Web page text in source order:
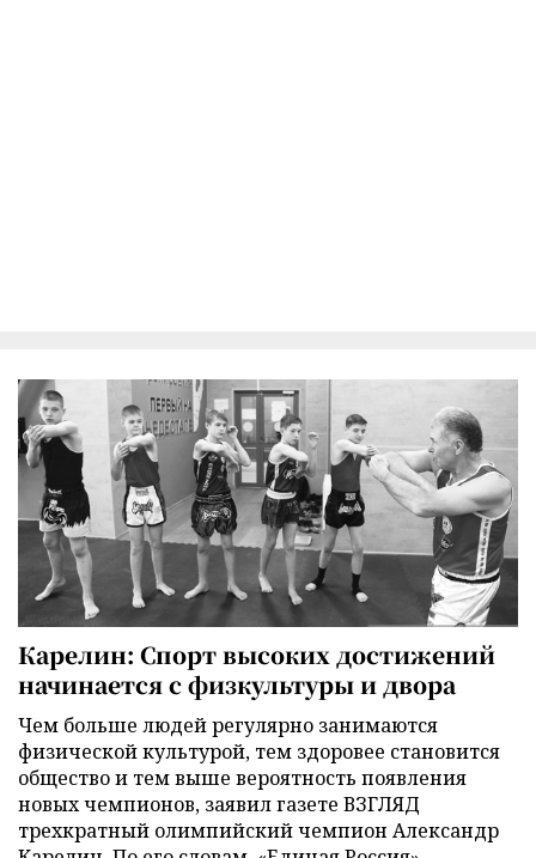
Карелин: Спорт высоких достижений
начинается с физкультуры и двора
Чем больше людей регулярно занимаются
физической культурой, тем здоровее становится
общество и тем выше вероятность появления
новых чемпионов, заявил газете ВЗГЛЯД
трехкратный олимпийский чемпион Александр